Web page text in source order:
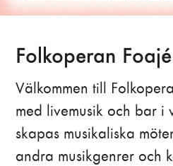
Folkoperan Foajé
Välkommen till
med livemusik och bar
skapas musikaliska
andra musikgenrer och